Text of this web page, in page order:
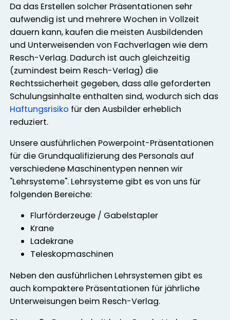
Da das Erstellen solcher Präsentationen sehr
aufwendig ist und mehrere Wochen in Vollzeit
dauern kann, kaufen die meisten Ausbildenden
und Unterweisenden von Fachverlagen wie dem
Resch-Verlag. Dadurch ist auch gleichzeitig
(zumindest beim Resch-Verlag) die
Rechtssicherheit gegeben, dass alle geforderten
Schulungsinhalte enthalten sind, wodurch sich das
Haftungsrisiko für den Ausbilder erheblich
reduziert.
Unsere ausführlichen Powerpoint-Präsentationen
für die Grundqualifizierung des Personals auf
verschiedene Maschinentypen nennen wir
"Lehrsysteme". Lehrsysteme gibt es von uns für
folgenden Bereiche:
Flurförderzeuge / Gabelstapler
Krane
Ladekrane
Teleskopmaschinen
Neben den ausführlichen Lehrsystemen gibt es
auch kompaktere Präsentationen für jährliche
Unterweisungen beim Resch-Verlag.